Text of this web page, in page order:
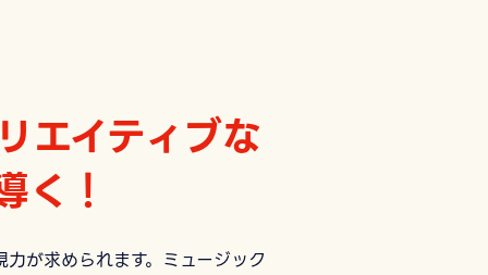
エイティブな
く！
が求められます。ミュージック